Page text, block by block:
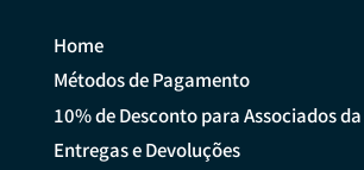
Home
Métodos de Pagamento
10% de Desconto para Associados da
Entregas e Devoluções